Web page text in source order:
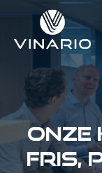
main
content
fris,